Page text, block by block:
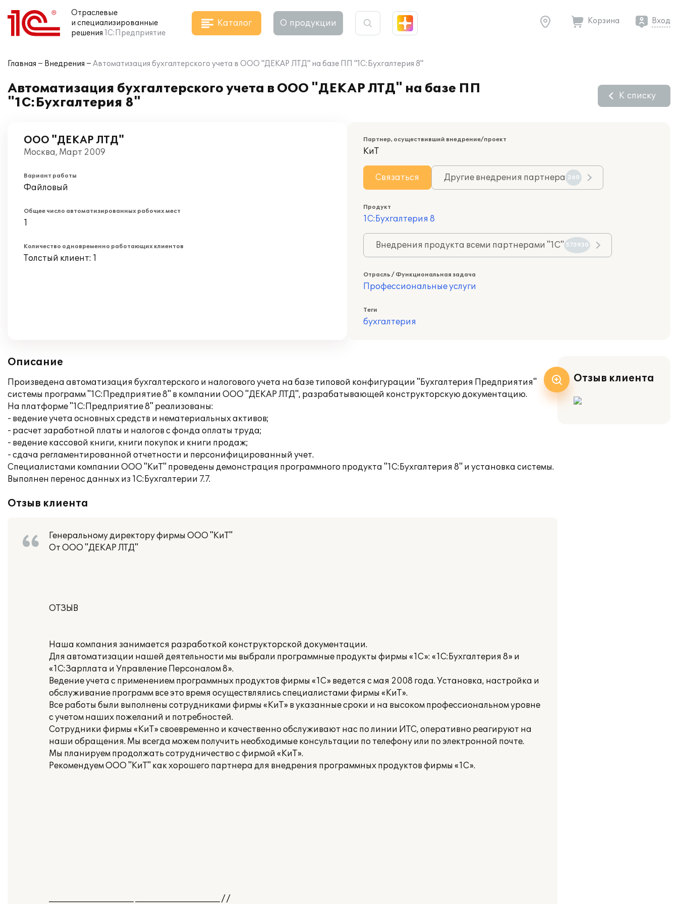
Отраслевые
и специализированные
решения 1С:Предприятие
Каталог О продукции Корзина Вход
Главная Внедрения Автоматизация бухгалтерского учета в ООО "ДЕКАР ЛТД" на базе ПП "1С:Бухгалтерия 8"
Автоматизация бухгалтерского учета в ООО "ДЕКАР ЛТД" на базе ПП
"1С:Бухгалтерия 8"
К списку
ООО "ДЕКАР ЛТД"
Москва, Март 2009
Вариант работы
Файловый
Общее число автоматизированных рабочих мест
1
Количество одновременно работающих клиентов
Толстый клиент: 1
Партнер, осуществивший внедрение/проект
КиТ
Связаться Другие внедрения партнера 260
Продукт
1С:Бухгалтерия 8
Внедрения продукта всеми партнерами "1С" 575930
Отрасль / Функциональная задача
Профессиональные услуги
Теги
бухгалтерия
Описание
Произведена автоматизация бухгалтерского и налогового учета на базе типовой конфигурации "Бухгалтерия Предприятия"
системы программ "1С:Предприятие 8" в компании ООО "ДЕКАР ЛТД", разрабатывающей конструкторскую документацию.
На платформе "1С:Предприятие 8" реализованы:
- ведение учета основных средств и нематериальных активов;
- расчет заработной платы и налогов с фонда оплаты труда;
- ведение кассовой книги, книги покупок и книги продаж;
- сдача регламентированной отчетности и персонифицированный учет.
Специалистами компании ООО "КиТ" проведены демонстрация программного продукта "1С:Бухгалтерия 8" и установка системы.
Выполнен перенос данных из 1С:Бухгалтерии 7.7.
Отзыв клиента
Генеральному директору фирмы ООО "КиТ"
От ООО "ДЕКАР ЛТД"
ОТЗЫВ
Наша компания занимается разработкой конструкторской документации.
Для автоматизации нашей деятельности мы выбрали программные продукты фирмы «1С»: «1С:Бухгалтерия 8» и
«1С:Зарплата и Управление Персоналом 8».
Ведение учета с применением программных продуктов фирмы «1С» ведется с мая 2008 года. Установка, настройка и
обслуживание программ все это время осуществлялись специалистами фирмы «КиТ».
Все работы были выполнены сотрудниками фирмы «КиТ» в указанные сроки и на высоком профессиональном уровне
с учетом наших пожеланий и потребностей.
Сотрудники фирмы «КиТ» своевременно и качественно обслуживают нас по линии ИТС, оперативно реагируют на
наши обращения. Мы всегда можем получить необходимые консультации по телефону или по электронной почте.
Мы планируем продолжать сотрудничество с фирмой «КиТ».
Рекомендуем ООО "КиТ" как хорошего партнера для внедрения программных продуктов фирмы «1С».
_____________________ _____________________ / /
Отзыв клиента